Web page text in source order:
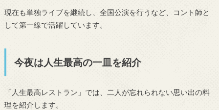
現在も単独ライブを継続し、全国公演を行うなど、コント師と
して第一線で活躍しています。
今夜は人生最高の一皿を紹介
「人生最高レストラン」では、二人が忘れられない思い出の料
理を紹介します。